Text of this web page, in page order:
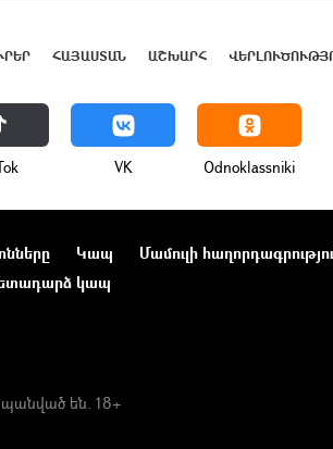
ՀԱՅԱՍՏԱՆ ԱՇԽԱՐՀ
VK Odnoklassniki
Կապ Մամուլի
կապ
են. 18+